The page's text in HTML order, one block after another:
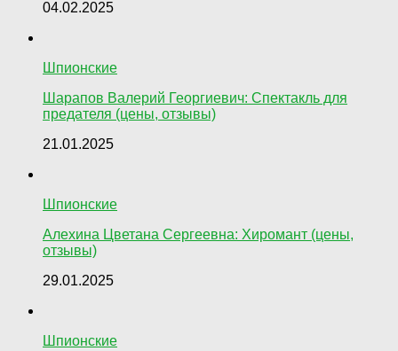
04.02.2025
Шпионские
Шарапов Валерий Георгиевич: Спектакль для
предателя (цены, отзывы)
21.01.2025
Шпионские
Алехина Цветана Сергеевна: Хиромант (цены,
отзывы)
29.01.2025
Шпионские